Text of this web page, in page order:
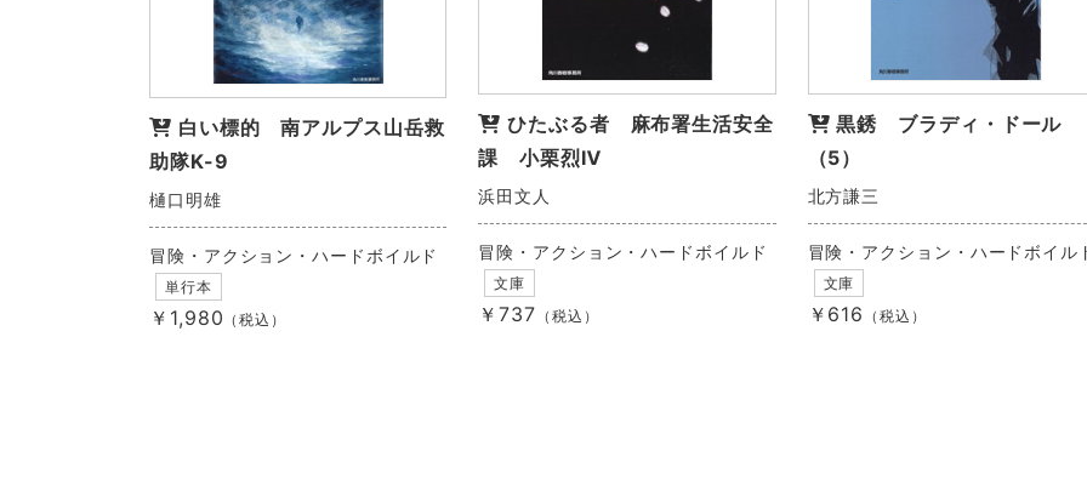
白い標的 南アルプス山岳救
助隊K-9
樋口明雄
冒険・アクション・ハードボイルド
単行本
￥1,980 （税込）
ひたぶる者 麻布署生活安全
課 小栗烈Ⅳ
浜田文人
冒険・アクション・ハードボイルド
文庫
￥737 （税込）
黒銹 ブラディ・ドール
（5）
北方謙三
冒険・アクション・ハードボイル
文庫
￥616 （税込）